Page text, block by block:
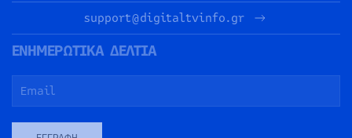
support@digitaltvinfo.gr
ΕΝΗΜΕΡΩΤΙΚΑ ΔΕΛΤΙΑ